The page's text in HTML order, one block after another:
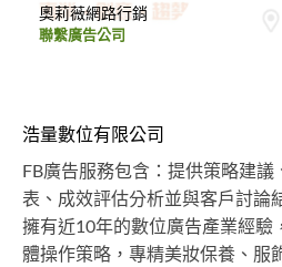
奧莉薇網路行銷
聯繫廣告公司
浩量數位有限公司
FB廣告服務包含：提供策略建
表、成效評估分析並與客戶討論
擁有近10年的數位廣告產業經驗
體操作策略，專精美妝保養、服